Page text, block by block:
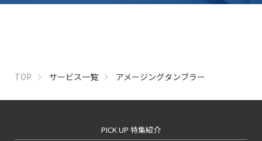
TOP サービス一覧 アメージングタンブラー
PICK UP 特集紹介